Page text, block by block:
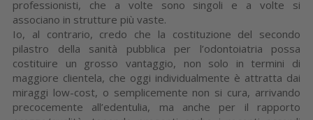
professionisti, che a volte sono singoli e a volte si
associano in strutture più vaste.
Io, al contrario, credo che la costituzione del secondo
pilastro della sanità pubblica per l’odontoiatria possa
costituire un grosso vantaggio, non solo in termini di
maggiore clientela, che oggi individualmente è attratta dai
miraggi low-cost, o semplicemente non si cura, arrivando
precocemente all’edentulia, ma anche per il rapporto